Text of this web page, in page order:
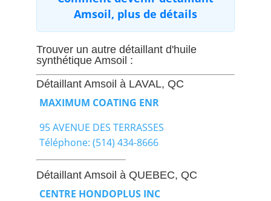
Amsoil, plus de détails
Trouver un autre détaillant d'huile
synthétique Amsoil :
Détaillant Amsoil à LAVAL, QC
MAXIMUM COATING ENR
95 AVENUE DES TERRASSES
Téléphone: (514) 434-8666
Détaillant Amsoil à QUEBEC, QC
CENTRE HONDOPLUS INC